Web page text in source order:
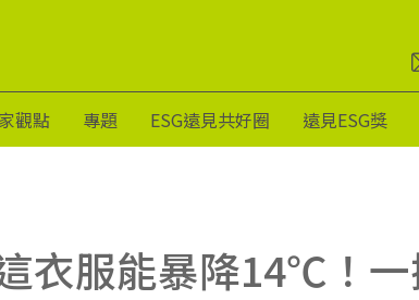
觀點 專題 ESG遠見共好圈 遠見ESG獎
衣服能暴降14℃！